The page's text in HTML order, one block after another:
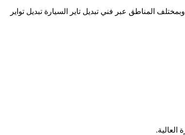
وبمختلف المناطق عبر فني تبديل تاير السيارة تبديل تواير